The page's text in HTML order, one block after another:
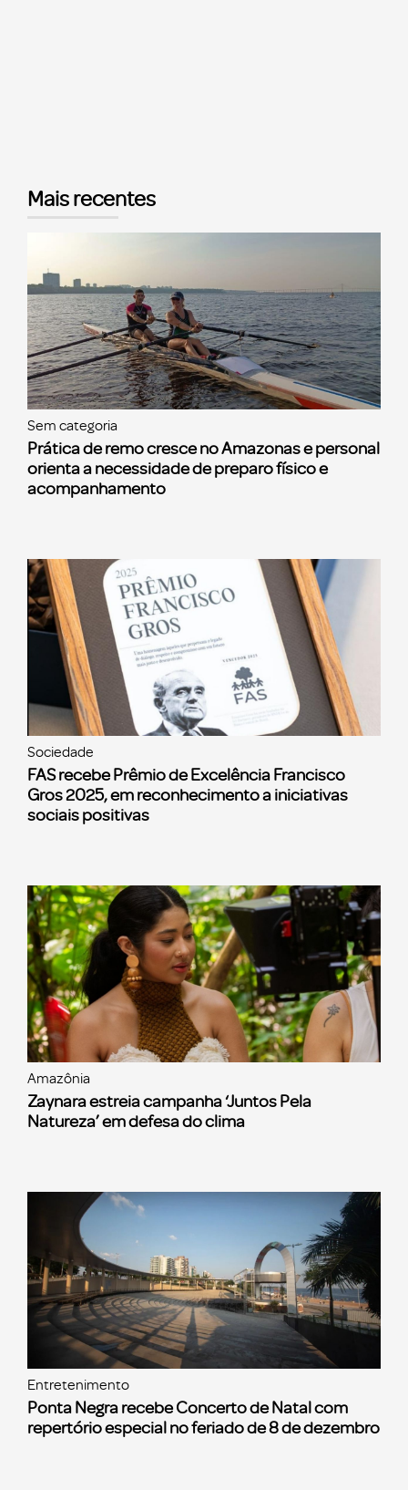
Mais recentes
Sem categoria
Prática de remo cresce no Amazonas e personal
orienta a necessidade de preparo físico e
acompanhamento
Sociedade
FAS recebe Prêmio de Excelência Francisco
Gros 2025, em reconhecimento a iniciativas
sociais positivas
Amazônia
Zaynara estreia campanha ‘Juntos Pela
Natureza’ em defesa do clima
Entretenimento
Ponta Negra recebe Concerto de Natal com
repertório especial no feriado de 8 de dezembro